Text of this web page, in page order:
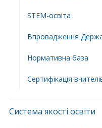
STEM-освіта
Впровадження
Нормативна база
Сертифікація
Система якості освіти